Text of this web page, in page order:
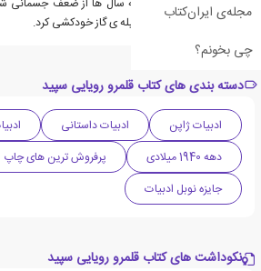
مجله‌ی ایران‌کتاب
چی بخونم؟
۱۹۷۲ در شهر زوچی به وسیله ی گاز خودکشی کرد.
دسته بندی های کتاب قلمرو رویایی سپید
ادبیات ژاپن ادبیات داستانی
دهه 1940 میلادی
پرفروش ترین های چاپ 99
جایزه نوبل ادبیات
نکوداشت های کتاب قلمرو رویایی سپید